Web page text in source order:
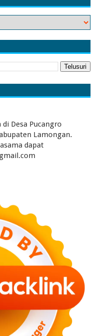
Desa Pucangro
Lamongan.
dapat